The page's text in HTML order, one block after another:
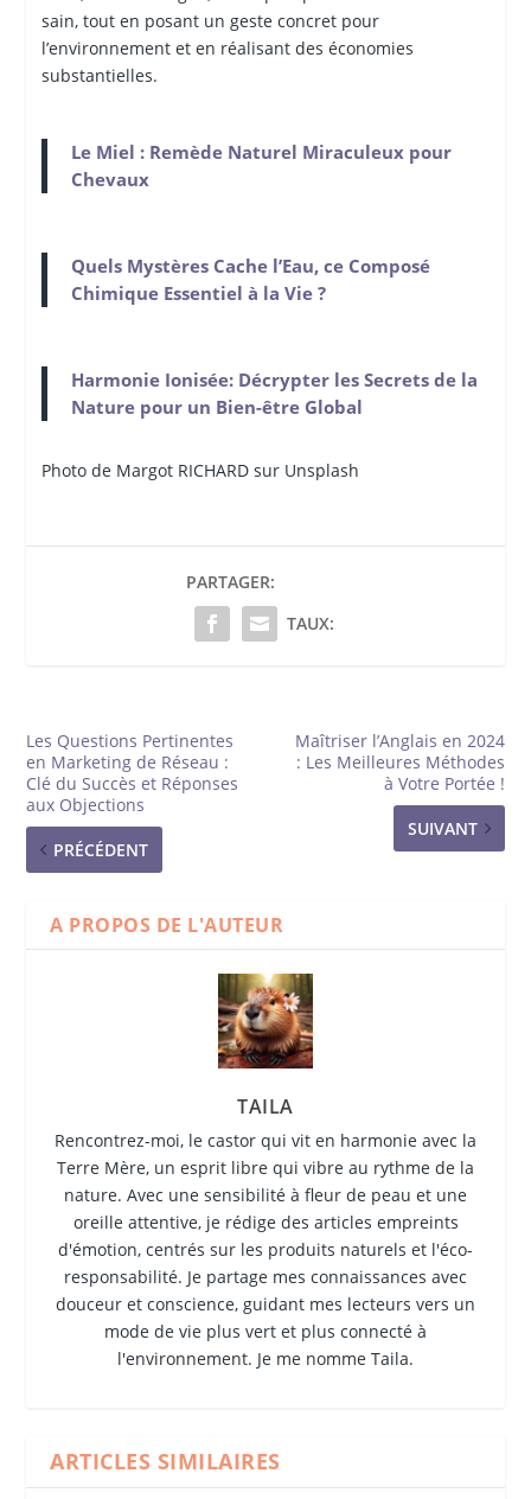
sain, tout en posant un geste concret pour
l’environnement et en réalisant des économies
substantielles.
Le Miel : Remède Naturel Miraculeux pour
Chevaux
Quels Mystères Cache l’Eau, ce Composé
Chimique Essentiel à la Vie ?
Harmonie Ionisée: Décrypter les Secrets de la
Nature pour un Bien-être Global
Photo de Margot RICHARD sur Unsplash
PARTAGER:
TAUX:
Les Questions Pertinentes
en Marketing de Réseau :
Clé du Succès et Réponses
aux Objections
PRÉCÉDENT
Maîtriser l’Anglais en 2024
: Les Meilleures Méthodes
à Votre Portée !
SUIVANT
A PROPOS DE L'AUTEUR
TAILA
Rencontrez-moi, le castor qui vit en harmonie avec la
Terre Mère, un esprit libre qui vibre au rythme de la
nature. Avec une sensibilité à fleur de peau et une
oreille attentive, je rédige des articles empreints
d'émotion, centrés sur les produits naturels et l'éco-
responsabilité. Je partage mes connaissances avec
douceur et conscience, guidant mes lecteurs vers un
mode de vie plus vert et plus connecté à
l'environnement. Je me nomme Taila.
ARTICLES SIMILAIRES